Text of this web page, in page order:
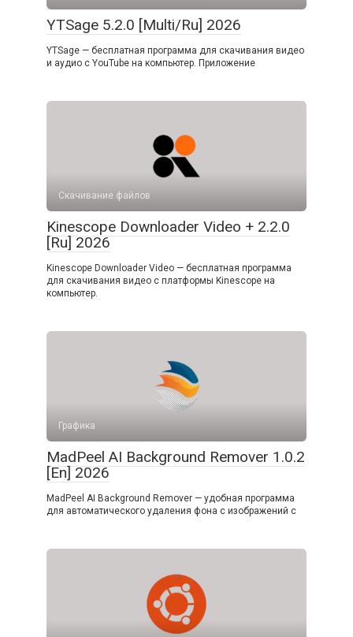
YTSage 5.2.0 [Multi/Ru] 2026
YTSage — бесплатная программа для скачивания видео
и аудио с YouTube на компьютер. Приложение
Скачивание файлов
Kinescope Downloader Video + 2.2.0
[Ru] 2026
Kinescope Downloader Video — бесплатная программа
для скачивания видео с платформы Kinescope на
компьютер.
Графика
MadPeel AI Background Remover 1.0.2
[En] 2026
MadPeel AI Background Remover — удобная программа
для автоматического удаления фона с изображений с